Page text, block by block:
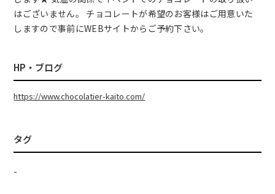
はございません。 チョコレートが希望のお客様はご用意いた
しますので事前にWEBサイトからご予約下さい。
HP・ブログ
https://www.chocolatier-kaito.com/
タグ
-